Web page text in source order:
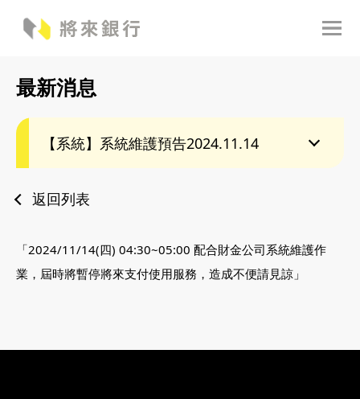
最新消息
【系統】系統維護預告2024.11.14
返回列表
「2024/11/14(四) 04:30~05:00 配合財金公司系統維護作
業，屆時將暫停將來支付使用服務，造成不便請見諒」